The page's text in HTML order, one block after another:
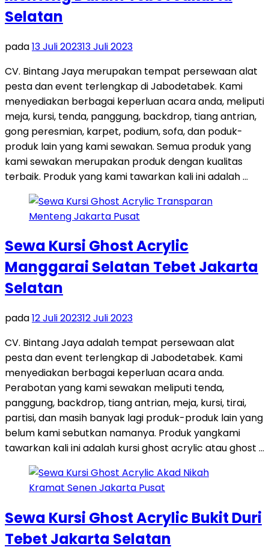
Selatan
pada13 Juli 202313 Juli 2023
CV. Bintang Jaya merupakan tempat persewaan alat
pesta dan event terlengkap di Jabodetabek. Kami
menyediakan berbagai keperluan acara anda, meliputi
meja, kursi, tenda, panggung, backdrop, tiang antrian,
gong peresmian, karpet, podium, sofa, dan poduk-
produk lain yang kami sewakan. Semua produk yang
kami sewakan merupakan produk dengan kualitas
terbaik. Produk yang kami tawarkan kali ini adalah …
Sewa Kursi Ghost Acrylic
Manggarai Selatan Tebet Jakarta
Selatan
pada12 Juli 202312 Juli 2023
CV. Bintang Jaya adalah tempat persewaan alat
pesta dan event terlengkap di Jabodetabek. Kami
menyediakan berbagai keperluan acara anda.
Perabotan yang kami sewakan meliputi tenda,
panggung, backdrop, tiang antrian, meja, kursi, tirai,
partisi, dan masih banyak lagi produk-produk lain yang
belum kami sebutkan namanya. Produk yangkami
tawarkan kali ini adalah kursi ghost acrylic atau ghost …
Sewa Kursi Ghost Acrylic Bukit Duri
Tebet Jakarta Selatan